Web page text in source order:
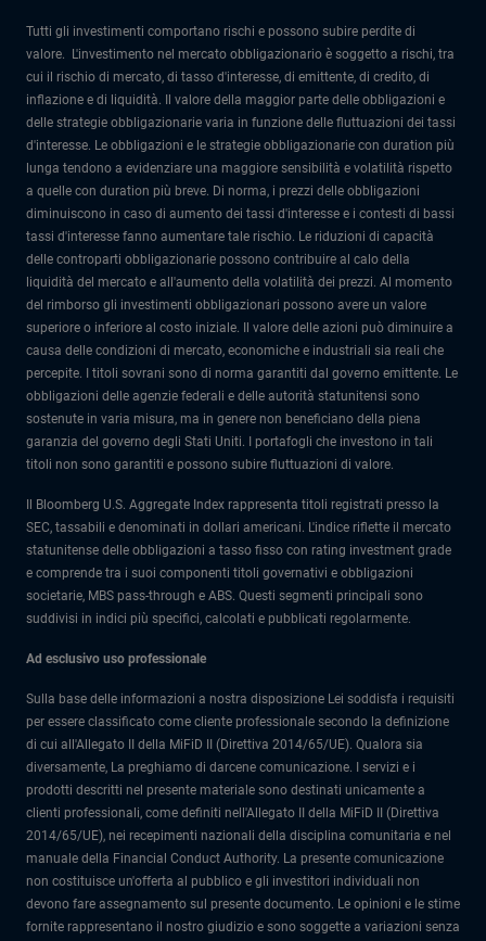
Tutti gli investimenti comportano rischi e possono subire perdite di
valore. L'investimento nel mercato obbligazionario è soggetto a rischi, tra
cui il rischio di mercato, di tasso d'interesse, di emittente, di credito, di
inflazione e di liquidità. Il valore della maggior parte delle obbligazioni e
delle strategie obbligazionarie varia in funzione delle fluttuazioni dei tassi
d'interesse. Le obbligazioni e le strategie obbligazionarie con duration più
lunga tendono a evidenziare una maggiore sensibilità e volatilità rispetto
a quelle con duration più breve. Di norma, i prezzi delle obbligazioni
diminuiscono in caso di aumento dei tassi d'interesse e i contesti di bassi
tassi d'interesse fanno aumentare tale rischio. Le riduzioni di capacità
delle controparti obbligazionarie possono contribuire al calo della
liquidità del mercato e all'aumento della volatilità dei prezzi. Al momento
del rimborso gli investimenti obbligazionari possono avere un valore
superiore o inferiore al costo iniziale. Il valore delle azioni può diminuire a
causa delle condizioni di mercato, economiche e industriali sia reali che
percepite. I titoli sovrani sono di norma garantiti dal governo emittente. Le
obbligazioni delle agenzie federali e delle autorità statunitensi sono
sostenute in varia misura, ma in genere non beneficiano della piena
garanzia del governo degli Stati Uniti. I portafogli che investono in tali
titoli non sono garantiti e possono subire fluttuazioni di valore.
Il Bloomberg U.S. Aggregate Index rappresenta titoli registrati presso la
SEC, tassabili e denominati in dollari americani. L'indice riflette il mercato
statunitense delle obbligazioni a tasso fisso con rating investment grade
e comprende tra i suoi componenti titoli governativi e obbligazioni
societarie, MBS pass-through e ABS. Questi segmenti principali sono
suddivisi in indici più specifici, calcolati e pubblicati regolarmente.
Ad esclusivo uso professionale
Sulla base delle informazioni a nostra disposizione Lei soddisfa i requisiti
per essere classificato come cliente professionale secondo la definizione
di cui all'Allegato II della MiFiD II (Direttiva 2014/65/UE). Qualora sia
diversamente, La preghiamo di darcene comunicazione. I servizi e i
prodotti descritti nel presente materiale sono destinati unicamente a
clienti professionali, come definiti nell'Allegato II della MiFiD II (Direttiva
2014/65/UE), nei recepimenti nazionali della disciplina comunitaria e nel
manuale della Financial Conduct Authority. La presente comunicazione
non costituisce un'offerta al pubblico e gli investitori individuali non
devono fare assegnamento sul presente documento. Le opinioni e le stime
fornite rappresentano il nostro giudizio e sono soggette a variazioni senza